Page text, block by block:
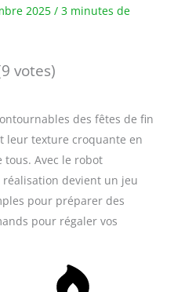
2025 / 3 minutes de
votes)
des fêtes de fin
leur texture croquante en
Avec le robot
devient un jeu
pour préparer des
pour régaler vos